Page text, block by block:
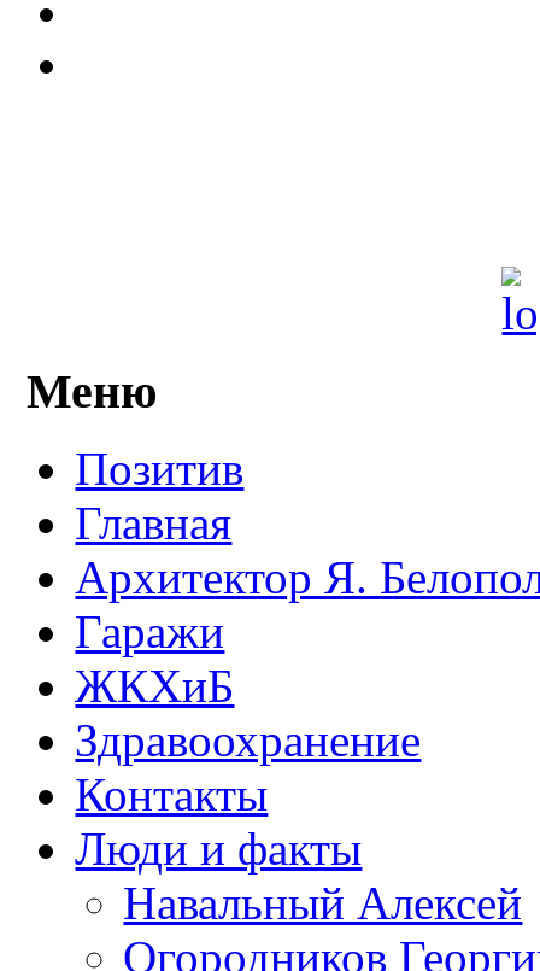
Меню
Позитив
Главная
Архитектор Я.
Гаражи
ЖКХиБ
Здравоохранение
Контакты
Люди и факты
Навальный Алексей
Огородников